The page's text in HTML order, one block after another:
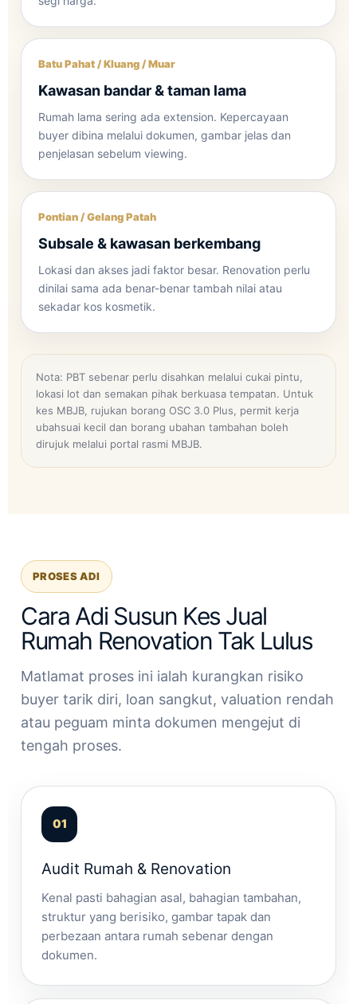
Batu Pahat / Kluang / Muar
Kawasan bandar & taman lama
Rumah lama sering ada extension. Kepercayaan
buyer dibina melalui dokumen, gambar jelas dan
penjelasan sebelum viewing.
Pontian / Gelang Patah
Subsale & kawasan berkembang
Lokasi dan akses jadi faktor besar. Renovation perlu
dinilai sama ada benar-benar tambah nilai atau
sekadar kos kosmetik.
Nota: PBT sebenar perlu disahkan melalui cukai pintu,
lokasi lot dan semakan pihak berkuasa tempatan. Untuk
kes MBJB, rujukan borang OSC 3.0 Plus, permit kerja
ubahsuai kecil dan borang ubahan tambahan boleh
dirujuk melalui portal rasmi MBJB.
PROSES ADI
Cara Adi Susun Kes Jual
Rumah Renovation Tak Lulus
Matlamat proses ini ialah kurangkan risiko
buyer tarik diri, loan sangkut, valuation rendah
atau peguam minta dokumen mengejut di
tengah proses.
Audit Rumah & Renovation
Kenal pasti bahagian asal, bahagian tambahan,
struktur yang berisiko, gambar tapak dan
perbezaan antara rumah sebenar dengan
dokumen.